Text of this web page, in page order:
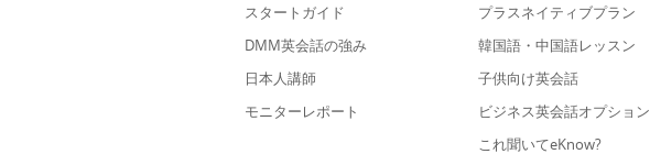
スタートガイド
DMM英会話の強み
日本人講師
モニターレポート
プラスネイティブプラン
韓国語・中国語レッスン
子供向け英会話
ビジネス英会話オプション
これ聞いてeKnow?